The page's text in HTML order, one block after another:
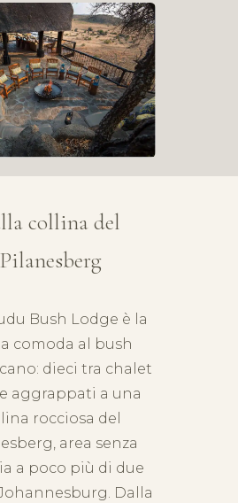
collina del
Pilanesberg
Bush Lodge è la
comoda al bush
dieci tra chalet
aggrappati a una
rocciosa del
area senza
a poco più di due
Dalla